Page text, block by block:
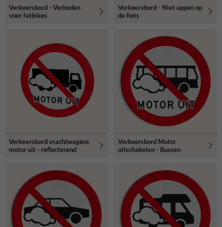
Verkeersbord - Verboden
voor fatbikes
Verkeersbord - Niet appen op
de fiets
Verkeersbord vrachtwagens
motor uit - reflecterend
Verkeersbord Motor
uitschakelen - Bussen